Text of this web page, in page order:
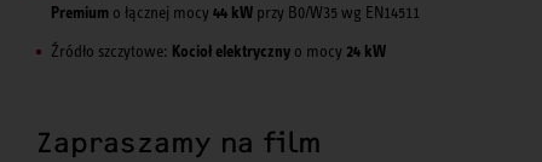
Premium o łącznej mocy 44 kW przy B0/W35 wg EN14511
Źródło szczytowe: Kocioł elektryczny o mocy 24 kW
Zapraszamy na film